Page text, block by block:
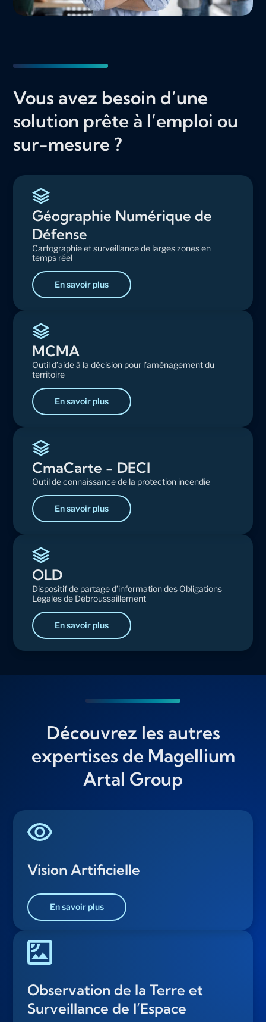
Vous avez besoin d’une
solution prête à l’emploi ou
sur-mesure ?
Géographie Numérique de
Défense
Cartographie et surveillance de larges zones en
temps réel
En savoir plus
MCMA
Outil d’aide à la décision pour l’aménagement du
territoire
En savoir plus
CmaCarte - DECI
Outil de connaissance de la protection incendie
En savoir plus
OLD
Dispositif de partage d’information des Obligations
Légales de Débroussaillement
En savoir plus
Découvrez les autres
expertises de Magellium
Artal Group
Vision Artificielle
En savoir plus
Observation de la Terre et
Surveillance de l’Espace